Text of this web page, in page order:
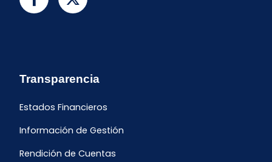
Transparencia
Estados Financieros
Información de Gestión
Rendición de Cuentas